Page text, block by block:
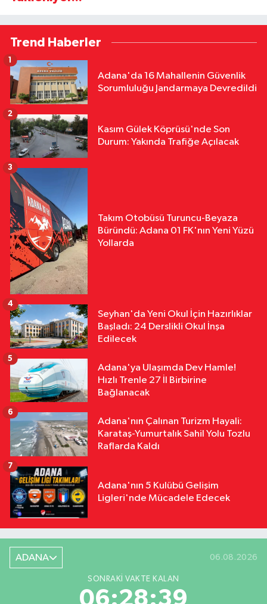
Trend Haberler
Adana'da 16 Mahallenin Güvenlik
Sorumluluğu Jandarmaya Devredildi
1
Kasım Gülek Köprüsü'nde Son
Durum: Yakında Trafiğe Açılacak
2
Takım Otobüsü Turuncu-Beyaza
Büründü: Adana 01 FK'nın Yeni Yüzü
Yollarda
3
Seyhan'da Yeni Okul İçin Hazırlıklar
Başladı: 24 Derslikli Okul İnşa
Edilecek
4
Adana'ya Ulaşımda Dev Hamle!
Hızlı Trenle 27 İl Birbirine
Bağlanacak
5
Adana'nın Çalınan Turizm Hayali:
Karataş-Yumurtalık Sahil Yolu Tozlu
Raflarda Kaldı
6
Adana'nın 5 Kulübü Gelişim
Ligleri'nde Mücadele Edecek
7
ADANA 06.08.2026
SONRAKI VAKTE KALAN
06:28:38